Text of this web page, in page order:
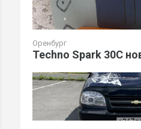
Оренбург
Techno Spark 30C